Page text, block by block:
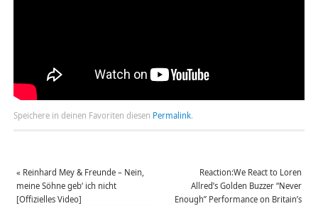
Speichere in deinen Favoriten diesen Permalink.
« Reinhard Mey & Freunde – Nein,
meine Söhne geb‘ ich nicht
[Offizielles Video]
Reaction:We React to Loren
Allred’s Golden Buzzer “Never
Enough” Performance on Britain’s